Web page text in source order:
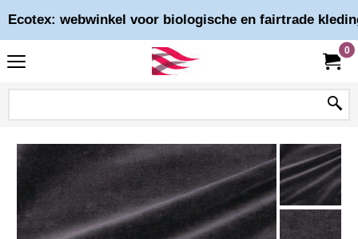
Ecotex: webwinkel voor biologische en fairtrade
0